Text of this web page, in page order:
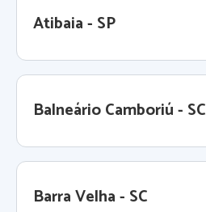
Atibaia - SP
Balneário Camboriú - SC
Barra Velha - SC